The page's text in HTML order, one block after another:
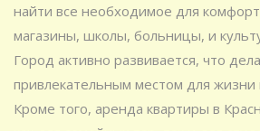
найти все необходимое для
магазины, школы, больницы, и
Город активно развивается, что
привлекательным местом для жизни
Кроме того, аренда квартиры в